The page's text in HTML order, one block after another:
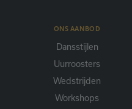
ONS AANBOD
Dansstijlen
Uurroosters
Wedstrijden
Workshops